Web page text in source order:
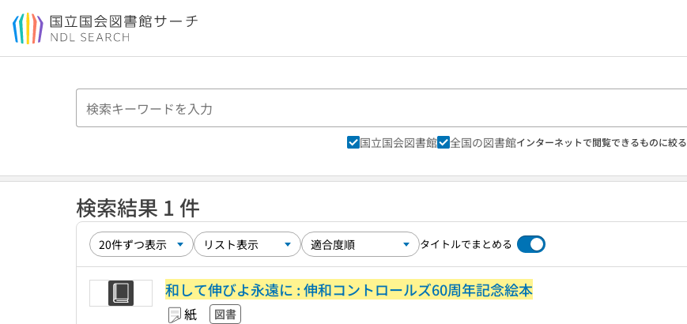
本文へ移動
国立国会図書館 全国の図書館インターネットで閲覧できるものに絞る
検索結果 1 件
タイトルでまとめる
和して伸びよ永遠に : 伸和コントロールズ60周年記念絵本
紙 図書